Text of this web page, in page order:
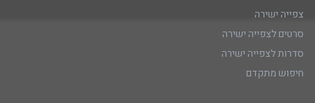
צפייה ישירה
סרטים לצפייה ישירה
סדרות לצפייה ישירה
חיפוש מתקדם